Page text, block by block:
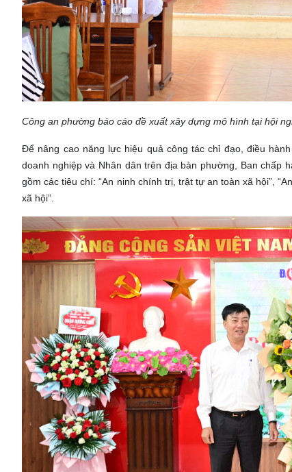
Công an phường báo cáo đề xuất xây dựng mô hình tại hội
Để nâng cao năng lực hiệu quả công tác chỉ đạo, điều
doanh nghiệp và Nhân dân trên địa bàn phường, Ban chấp
gồm các tiêu chí: “An ninh chính trị, trật tự an toàn xã hội”,
xã hội”.